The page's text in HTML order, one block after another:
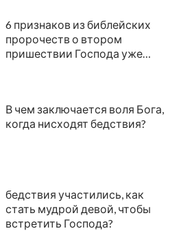
6 признаков из библейских
пророчеств о втором
пришествии Господа уже
В чем заключается воля Бога,
когда нисходят бедствия?
бедствия участились, как
стать мудрой девой, чтобы
встретить Господа?